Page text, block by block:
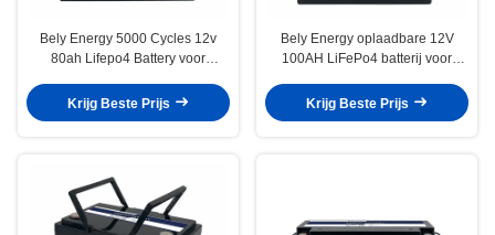
Bely Energy 5000 Cycles 12v
80ah Lifepo4 Battery voor
Onderzeese boten
Krijg Beste Prijs
Bely Energy oplaadbare 12V
100AH LiFePo4 batterij voor
Krijg Beste Prijs